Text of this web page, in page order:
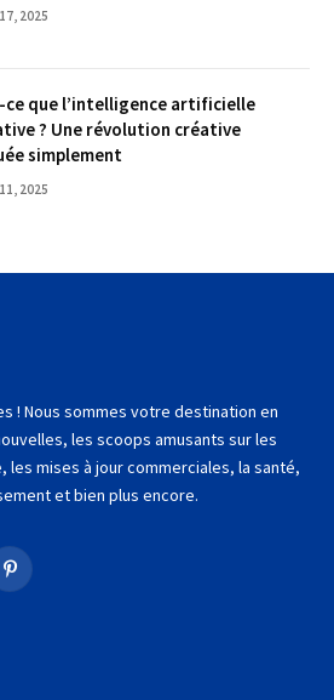
2025
ce que l’intelligence artificielle
? Une révolution créative
simplement
2025
! Nous sommes votre destination en
les scoops amusants sur les
mises à jour commerciales, la santé,
et bien plus encore.
Pinterest